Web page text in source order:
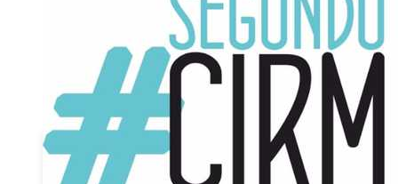
Publicaciones
Retina